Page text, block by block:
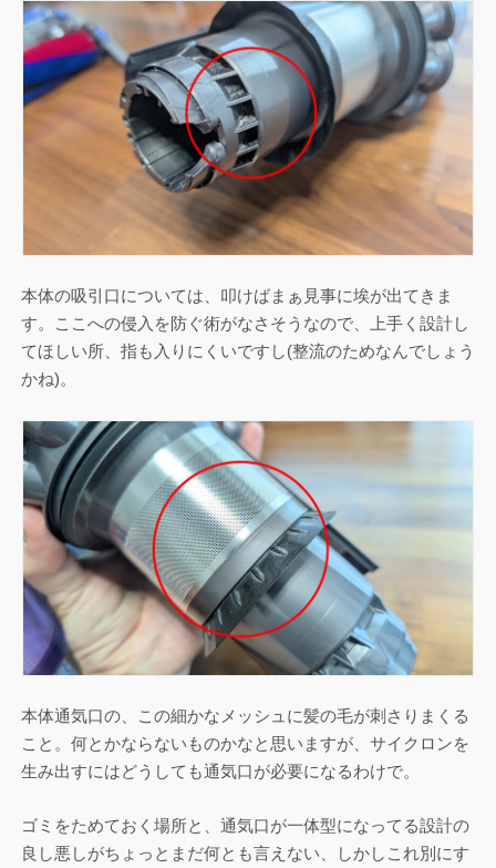
本体の吸引口については、叩けばまぁ見事に埃が出てきま
す。ここへの侵入を防ぐ術がなさそうなので、上手く設計し
てほしい所、指も入りにくいですし(整流のためなんでしょう
かね)。
本体通気口の、この細かなメッシュに髪の毛が刺さりまくる
こと。何とかならないものかなと思いますが、サイクロンを
生み出すにはどうしても通気口が必要になるわけで。
ゴミをためておく場所と、通気口が一体型になってる設計の
良し悪しがちょっとまだ何とも言えない、しかしこれ別にす